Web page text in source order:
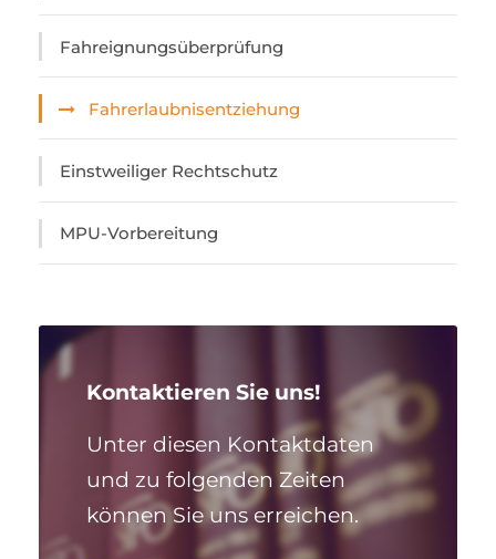
Fahreignungsüberprüfung
Fahrerlaubnisentziehung
Einstweiliger Rechtschutz
MPU-Vorbereitung
Kontaktieren Sie uns!
Unter diesen Kontaktdaten
und zu folgenden Zeiten
können Sie uns erreichen.